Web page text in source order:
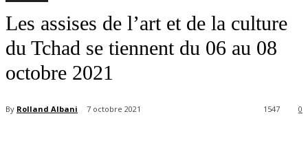
Les assises de l’art et de la culture
du Tchad se tiennent du 06 au 08
octobre 2021
By Rolland Albani 7 octobre 2021 0
1547